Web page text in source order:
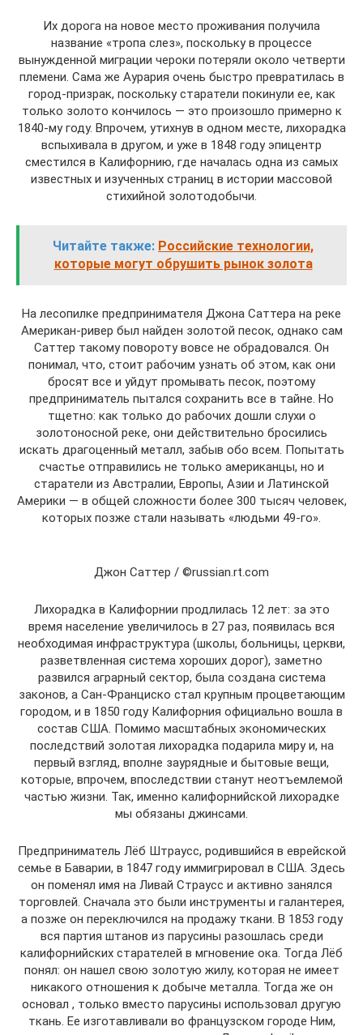
Их дорога на новое место проживания получила
название «тропа слез», поскольку в процессе
вынужденной миграции чероки потеряли около четверти
племени. Сама же Аурария очень быстро превратилась в
город-призрак, поскольку старатели покинули ее, как
только золото кончилось — это произошло примерно к
1840-му году. Впрочем, утихнув в одном месте, лихорадка
вспыхивала в другом, и уже в 1848 году эпицентр
сместился в Калифорнию, где началась одна из самых
известных и изученных страниц в истории массовой
стихийной золотодобычи.
Читайте также: Российские технологии,
которые могут обрушить рынок золота
На лесопилке предпринимателя Джона Саттера на реке
Американ-ривер был найден золотой песок, однако сам
Саттер такому повороту вовсе не обрадовался. Он
понимал, что, стоит рабочим узнать об этом, как они
бросят все и уйдут промывать песок, поэтому
предприниматель пытался сохранить все в тайне. Но
тщетно: как только до рабочих дошли слухи о
золотоносной реке, они действительно бросились
искать драгоценный металл, забыв обо всем. Попытать
счастье отправились не только американцы, но и
старатели из Австралии, Европы, Азии и Латинской
Америки — в общей сложности более 300 тысяч человек,
которых позже стали называть «людьми 49-го».
Джон Саттер / ©russian.rt.com
Лихорадка в Калифорнии продлилась 12 лет: за это
время население увеличилось в 27 раз, появилась вся
необходимая инфраструктура (школы, больницы, церкви,
разветвленная система хороших дорог), заметно
развился аграрный сектор, была создана система
законов, а Сан-Франциско стал крупным процветающим
городом, и в 1850 году Калифорния официально вошла в
состав США. Помимо масштабных экономических
последствий золотая лихорадка подарила миру и, на
первый взгляд, вполне заурядные и бытовые вещи,
которые, впрочем, впоследствии станут неотъемлемой
частью жизни. Так, именно калифорнийской лихорадке
мы обязаны джинсами.
Предприниматель Лёб Штраусс, родившийся в еврейской
семье в Баварии, в 1847 году иммигрировал в США. Здесь
он поменял имя на Ливай Страусс и активно занялся
торговлей. Сначала это были инструменты и галантерея,
а позже он переключился на продажу ткани. В 1853 году
вся партия штанов из парусины разошлась среди
калифорнийских старателей в мгновение ока. Тогда Лёб
понял: он нашел свою золотую жилу, которая не имеет
никакого отношения к добыче металла. Тогда же он
основал , только вместо парусины использовал другую
ткань. Ее изготавливали во французском городе Ним,